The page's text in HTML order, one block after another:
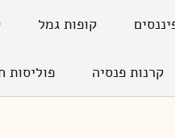
קופות גמל
קרנות פנסיה פוליסות